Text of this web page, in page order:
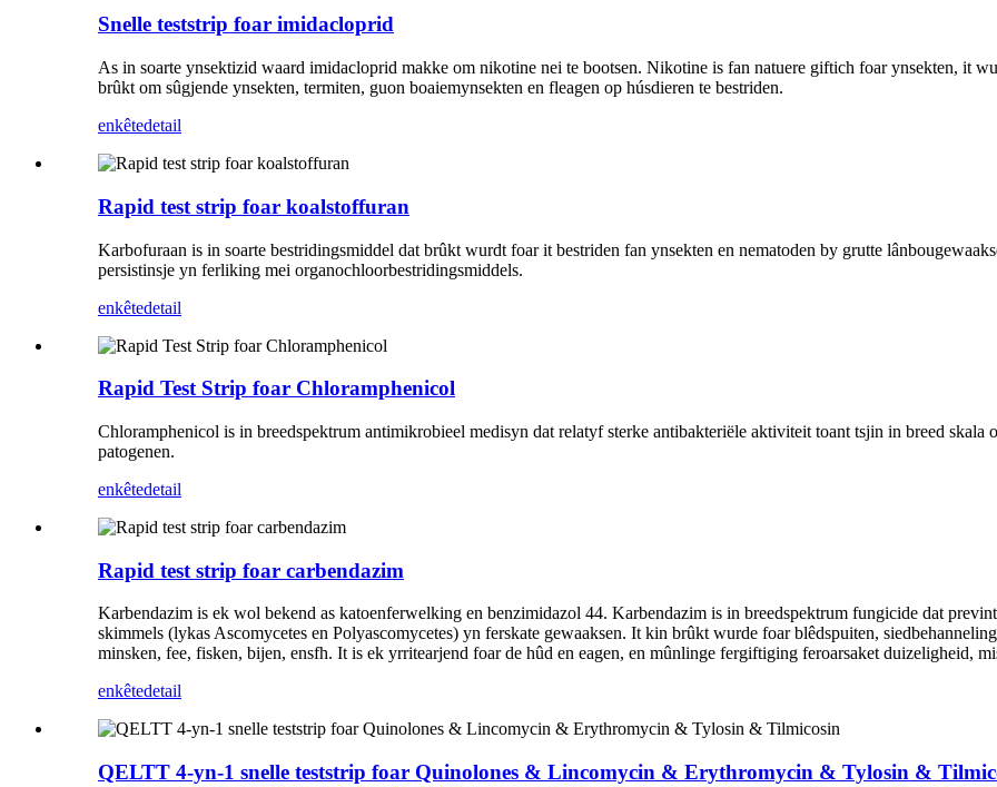
Snelle teststrip foar imidacloprid
As in soarte ynsektizid waard imidacloprid makke om nikotine nei te bootsen. Nikotine is fan natuere giftich foar ynsekten, it
brûkt om sûgjende ynsekten, termiten, guon boaiemynsekten en fleagen op húsdieren te bestriden.
enkêtedetail
Rapid test strip foar koalstoffuran
Karbofuraan is in soarte bestridingsmiddel dat brûkt wurdt foar it bestriden fan ynsekten en nematoden by grutte
persistinsje yn ferliking mei organochloorbestridingsmiddels.
enkêtedetail
Rapid Test Strip foar Chloramphenicol
Chloramphenicol is in breedspektrum antimikrobieel medisyn dat relatyf sterke antibakteriële aktiviteit toant tsjin in breed skala
patogenen.
enkêtedetail
Rapid test strip foar carbendazim
Karbendazim is ek wol bekend as katoenferwelking en benzimidazol 44. Karbendazim is in breedspektrum fungicide dat
skimmels (lykas Ascomycetes en Polyascomycetes) yn ferskate gewaaksen. It kin brûkt wurde foar blêdspuiten,
minsken, fee, fisken, bijen, ensfh. It is ek yrritearjend foar de hûd en eagen, en mûnlinge fergiftiging feroarsaket duizeligheid,
enkêtedetail
QELTT 4-yn-1 snelle teststrip foar Quinolones & Lincomycin & Erythromycin & Tylosin &